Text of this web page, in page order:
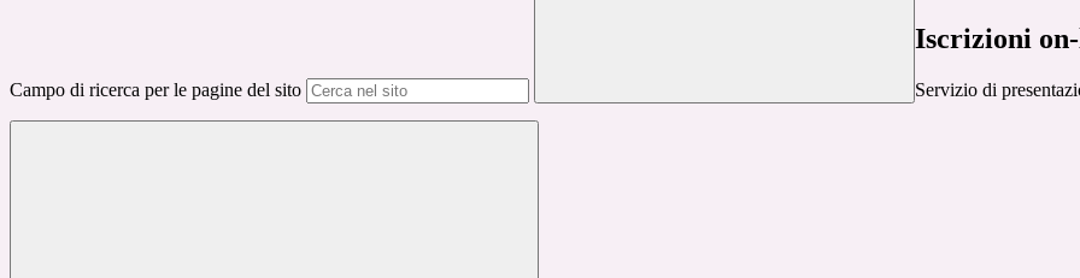
Campo di ricerca per le pagine del sito
Iscrizioni
Servizio di